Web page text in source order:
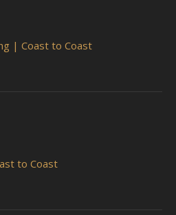
| Coast to Coast
to Coast